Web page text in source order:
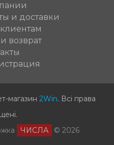
и доставки
возврат
магазин 2Win. Всі права
.
ЧИСЛА © 2026